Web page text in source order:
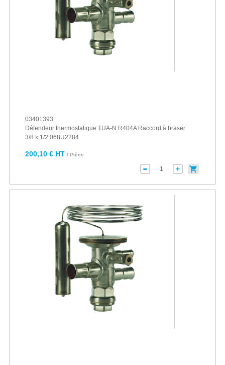
03401393
Détendeur thermostatique TUA-N R404A Raccord à braser
3/8 x 1/2 068U2284
200,10 € HT / Pièce